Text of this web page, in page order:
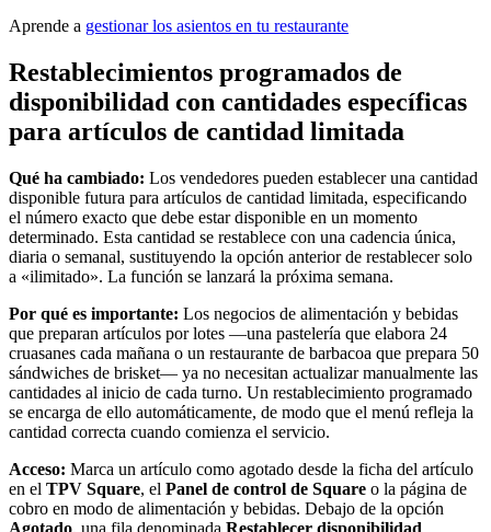
Descubrir
Marketing
Square AI
Fidelización
Directorio de clientes
Tarjetas regalo
Editor de fotos
Descubrir
Gestión de turnos
Gestión de permisos y accesos
Descubrir
Centro de aplicaciones
Aprende a gestionar los asientos en tu restaurante
Restablecimientos programados de
disponibilidad con cantidades específicas
para artículos de cantidad limitada
Qué ha cambiado: Los vendedores pueden establecer una cantidad
disponible futura para artículos de cantidad limitada, especificando
el número exacto que debe estar disponible en un momento
determinado. Esta cantidad se restablece con una cadencia única,
diaria o semanal, sustituyendo la opción anterior de restablecer solo
a «ilimitado». La función se lanzará la próxima semana.
Por qué es importante: Los negocios de alimentación y bebidas
que preparan artículos por lotes —una pastelería que elabora 24
cruasanes cada mañana o un restaurante de barbacoa que prepara 50
sándwiches de brisket— ya no necesitan actualizar manualmente las
cantidades al inicio de cada turno. Un restablecimiento programado
se encarga de ello automáticamente, de modo que el menú refleja la
cantidad correcta cuando comienza el servicio.
Acceso: Marca un artículo como agotado desde la ficha del artículo
en el TPV Square, el Panel de control de Square o la página de
cobro en modo de alimentación y bebidas. Debajo de la opción
Agotado, una fila denominada Restablecer disponibilidad